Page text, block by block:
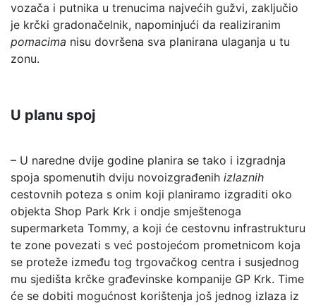
vozača i putnika u trenucima najvećih gužvi, zaključio
je krčki gradonačelnik, napominjući da realiziranim
pomacima nisu dovršena sva planirana ulaganja u tu
zonu.
U planu spoj
– U naredne dvije godine planira se tako i izgradnja
spoja spomenutih dviju novoizgrađenih izlaznih
cestovnih poteza s onim koji planiramo izgraditi oko
objekta Shop Park Krk i ondje smještenoga
supermarketa Tommy, a koji će cestovnu infrastrukturu
te zone povezati s već postojećom prometnicom koja
se proteže između tog trgovačkog centra i susjednog
mu sjedišta krčke građevinske kompanije GP Krk. Time
će se dobiti mogućnost korištenja još jednog izlaza iz